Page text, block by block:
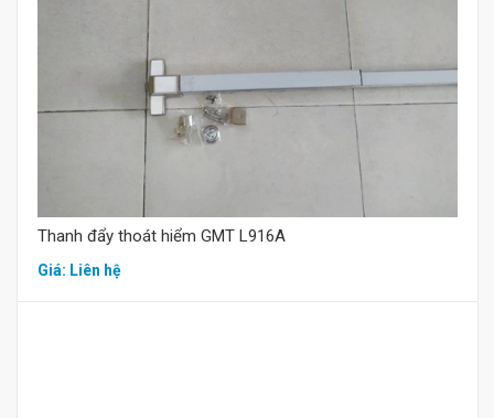
Mua hàng
Thanh đẩy thoát hiểm GMT L916A
Giá: Liên hệ